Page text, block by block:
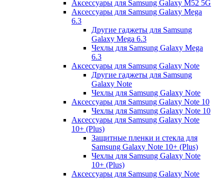
Аксессуары для Samsung Galaxy M52 5G
Аксессуары для Samsung Galaxy Mega
6.3
Другие гаджеты для Samsung
Galaxy Mega 6.3
Чехлы для Samsung Galaxy Mega
6.3
Аксессуары для Samsung Galaxy Note
Другие гаджеты для Samsung
Galaxy Note
Чехлы для Samsung Galaxy Note
Аксессуары для Samsung Galaxy Note 10
Чехлы для Samsung Galaxy Note 10
Аксессуары для Samsung Galaxy Note
10+ (Plus)
Защитные пленки и стекла для
Samsung Galaxy Note 10+ (Plus)
Чехлы для Samsung Galaxy Note
10+ (Plus)
Аксессуары для Samsung Galaxy Note